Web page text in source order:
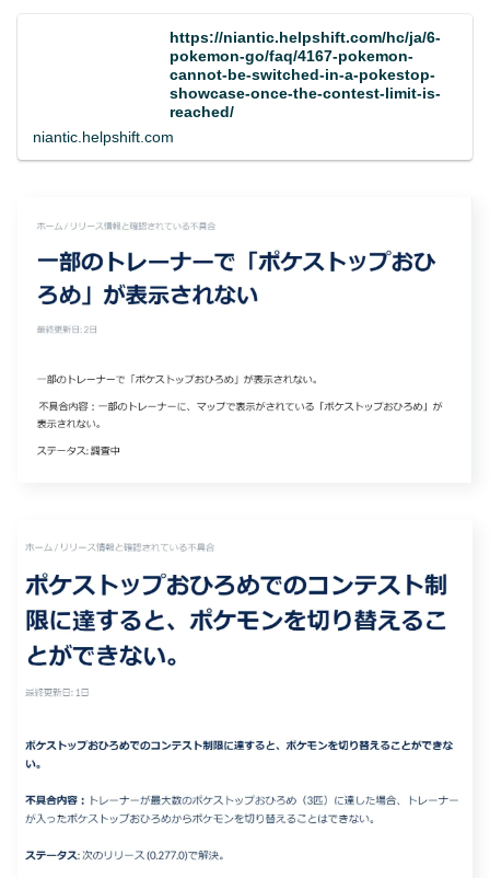
https://niantic.helpshift.com/hc/ja/6-
pokemon-go/faq/4167-pokemon-
cannot-be-switched-in-a-pokestop-
showcase-once-the-contest-limit-is-
reached/
niantic.helpshift.com